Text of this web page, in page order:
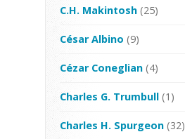
C.H. Makintosh (25)
César Albino (9)
Cézar Coneglian (4)
Charles G. Trumbull (1)
Charles H. Spurgeon (32)